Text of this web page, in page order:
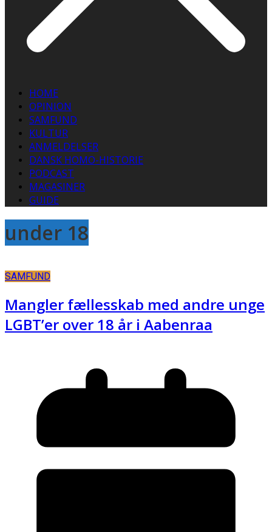
HOME
OPINION
SAMFUND
KULTUR
ANMELDELSER
DANSK HOMO-HISTORIE
PODCAST
MAGASINER
GUIDE
under 18
SAMFUND
Mangler fællesskab med andre unge
LGBT’er over 18 år i Aabenraa